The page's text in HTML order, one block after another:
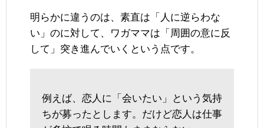
明らかに違うのは、素直は「人に逆らわな
い」のに対して、ワガママは「周囲の意に反
して」突き進んでいくという点です。
例えば、恋人に「会いたい」という気持
ちが募ったとします。だけど恋人は仕事